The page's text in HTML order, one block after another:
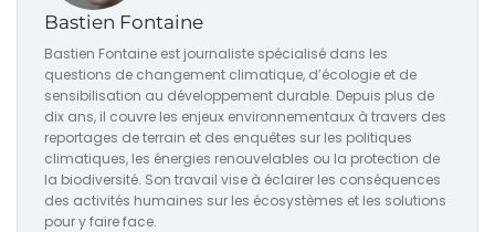
Bastien Fontaine
Bastien Fontaine est journaliste spécialisé dans les
questions de changement climatique, d’écologie et de
sensibilisation au développement durable. Depuis plus de
dix ans, il couvre les enjeux environnementaux à travers des
reportages de terrain et des enquêtes sur les politiques
climatiques, les énergies renouvelables ou la protection de
la biodiversité. Son travail vise à éclairer les conséquences
des activités humaines sur les écosystèmes et les solutions
pour y faire face.